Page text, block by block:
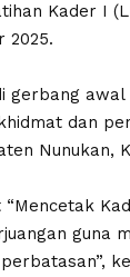
Kader I
2025.
gerbang
dan
Nunukan,
“Mencetak
guna